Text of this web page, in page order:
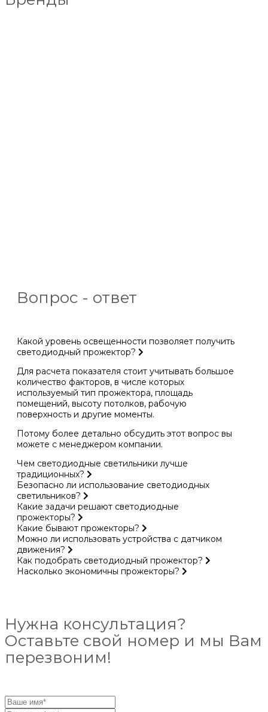
Вопрос - ответ
Какой уровень освещенности позволяет получить
светодиодный прожектор?
Для расчета показателя стоит учитывать большое
количество факторов, в числе которых
используемый тип прожектора, площадь
помещений, высоту потолков, рабочую
поверхность и другие моменты.
Потому более детально обсудить этот вопрос вы
можете с менеджером компании.
Чем светодиодные светильники лучше
традиционных?
Безопасно ли использование светодиодных
светильников?
Какие задачи решают светодиодные
прожекторы?
Какие бывают прожекторы?
Можно ли использовать устройства с датчиком
движения?
Как подобрать светодиодный прожектор?
Насколько экономичны прожекторы?
Нужна консультация?
Оставьте свой номер и мы Вам
перезвоним!